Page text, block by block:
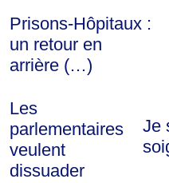
Prisons-Hôpitaux :
un retour en
arrière (…)
Les
parlementaires
veulent
dissuader
Je